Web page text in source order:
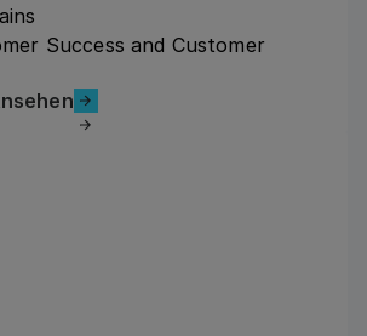
Success and Customer
Demand Ansehen